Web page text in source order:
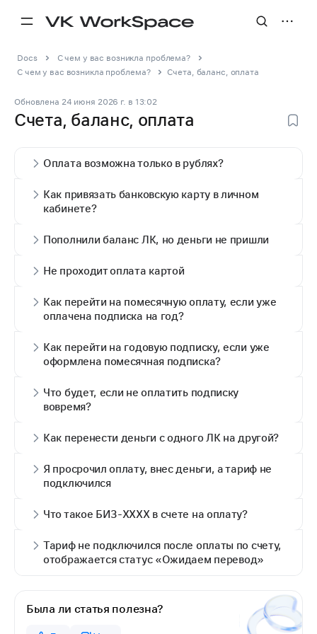
Docs
С чем у вас возникла проблема?
С чем у вас возникла проблема?
Счета, баланс, оплата
Обновлена 24 июня 2026 г. в 13:02
Счета, баланс, оплата
Оплата возможна только в рублях?
Как привязать банковскую карту в личном
кабинете?
Пополнили баланс ЛК, но деньги не пришли
Не проходит оплата картой
Как перейти на помесячную оплату, если уже
оплачена подписка на год?
Как перейти на годовую подписку, если уже
оформлена помесячная подписка?
Что будет, если не оплатить подписку
вовремя?
Как перенести деньги с одного ЛК на другой?
Я просрочил оплату, внес деньги, а тариф не
подключился
Что такое БИЗ-XXXX в счете на оплату?
Тариф не подключился после оплаты по счету,
отображается статус «Ожидаем перевод»
Была ли статья полезна?